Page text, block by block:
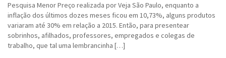
Pesquisa Menor Preço realizada por Veja São Paulo, enquanto a
inflação dos últimos dozes meses ficou em 10,73%, alguns produtos
variaram até 30% em relação a 2015. Então, para presentear
sobrinhos, afilhados, professores, empregados e colegas de
trabalho, que tal uma lembrancinha […]